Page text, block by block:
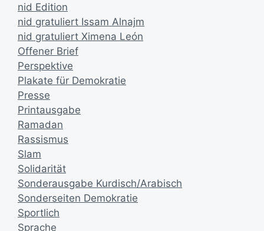
nid Edition
nid gratuliert Issam Alnajm
nid gratuliert Ximena León
Offener Brief
Perspektive
Plakate für Demokratie
Presse
Printausgabe
Ramadan
Rassismus
Slam
Solidarität
Sonderausgabe Kurdisch/Arabisch
Sonderseiten Demokratie
Sportlich
Sprache